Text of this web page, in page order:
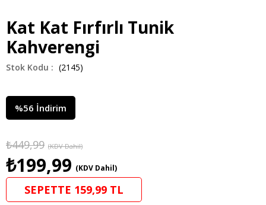
Kat Kat Fırfırlı Tunik
Kahverengi
(2145)
%56 İndirim
₺449,99 (KDV Dahil)
₺199,99 (KDV Dahil)
SEPETTE 159,99 TL